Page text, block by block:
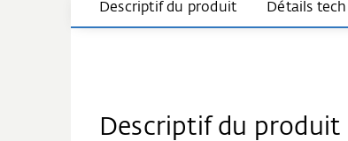
Descriptif du produit Détails
Descriptif du produit